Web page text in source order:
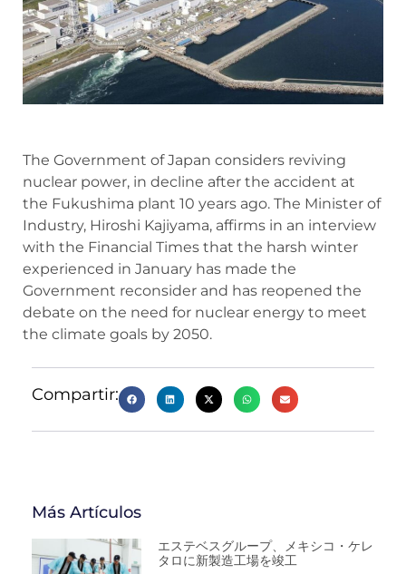
The Government of Japan considers reviving
nuclear power, in decline after the accident at
the Fukushima plant 10 years ago. The Minister of
Industry, Hiroshi Kajiyama, affirms in an interview
with the Financial Times that the harsh winter
experienced in January has made the
Government reconsider and has reopened the
debate on the need for nuclear energy to meet
the climate goals by 2050.
Compartir:
Más Artículos
エステベスグループ、メキシコ・ケレ
タロに新製造工場を竣工